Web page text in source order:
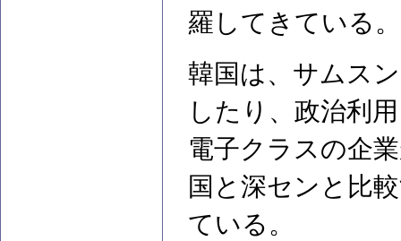
羅してきている。
韓国は、サムス
したり、政治利
電子クラスの企
国と深センと比
ている。